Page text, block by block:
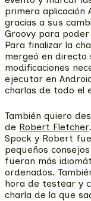
primera aplicación
gracias a sus
Groovy para
Para finalizar la
mergeó en directo
modificaciones
ejecutar en
charlas de todo el
También quiero
de Robert Fletcher
Spock y Robert
pequeños
fueran más
ordenados.
hora de testear y
charla de la que